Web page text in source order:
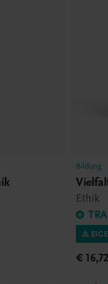
Bildung
Ethik
⚠️
€